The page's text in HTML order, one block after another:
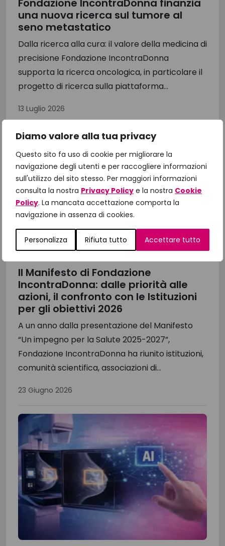
Diamo valore alla tua privacy
Questo sito fa uso di cookie per migliorare la
navigazione degli utenti e per raccogliere informazioni
sull'utilizzo del sito stesso. Per maggiori informazioni
consulta la nostra Privacy Policy e la nostra Cookie
Policy. La mancata accettazione comporta la
navigazione in assenza di cookies.
Personalizza Rifiuta tutto Accettare tutto
Fondazione IncontraDonna finanzia
una nuova ricerca sul tumore al
seno metastatico
Dalla ricerca alla cura: il valore della medicina di
precisione Fondazione IncontraDonna
supporta la ricerca oncologica, in particolare il
progetto di ricerca sulla piattaforma...
13 Luglio 2026
Il Manifesto di Fondazione
IncontraDonna: dalle priorità alle
azioni, il confronto con le Istituzioni
per gli obiettivi 2026
A un anno dalla presentazione del Manifesto
“Un impegno per la Salute 2025-2027”,
Fondazione IncontraDonna ha riunito istituzioni,
comunità scientifica, associazioni di...
23 Giugno 2026